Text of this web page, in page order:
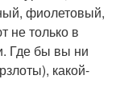
фиолетовый,
не только в
Где бы вы ни
какой-